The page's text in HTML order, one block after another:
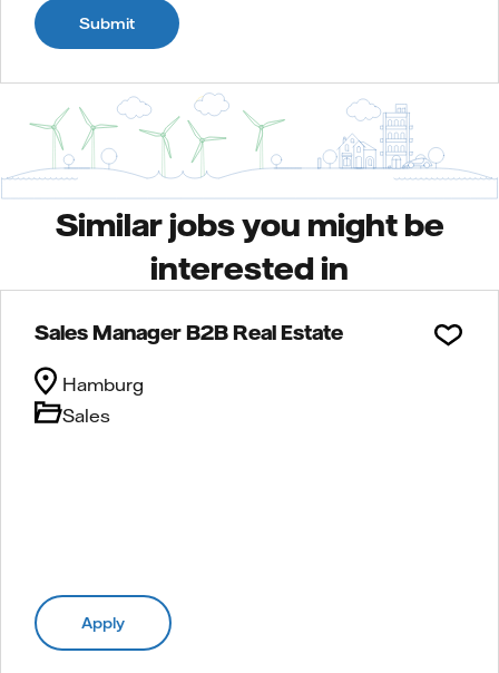
Submit
Similar jobs you might be
interested in
Sales Manager B2B Real Estate
Sales
Hamburg
Apply